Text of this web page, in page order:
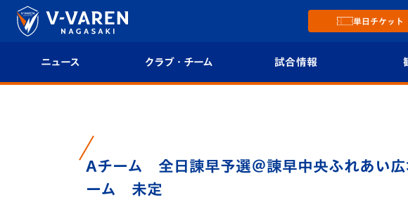
単日チケット
ニュース クラブ・チーム
クラブ概要
試合情報
順位表
Aチーム 全日諫早予選＠諫早中央ふれあい
ーム 未定